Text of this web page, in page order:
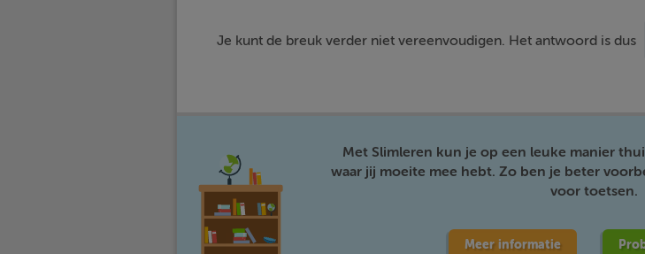
Je kunt de breuk verder niet vereenvoudigen. Het antwoord is dus
Met Slimleren kun je op een leuke manier
waar jij moeite mee hebt. Zo ben je beter
voor toetsen.
Meer informatie